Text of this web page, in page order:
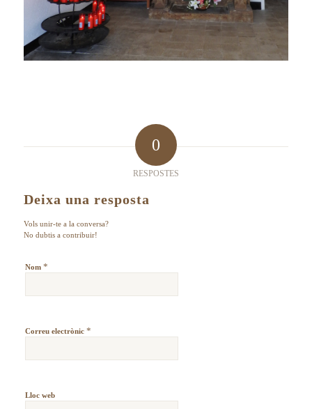
0
RESPOSTES
Deixa una resposta
Vols unir-te a la conversa?
No dubtis a contribuir!
Nom *
Correu electrònic *
Lloc web